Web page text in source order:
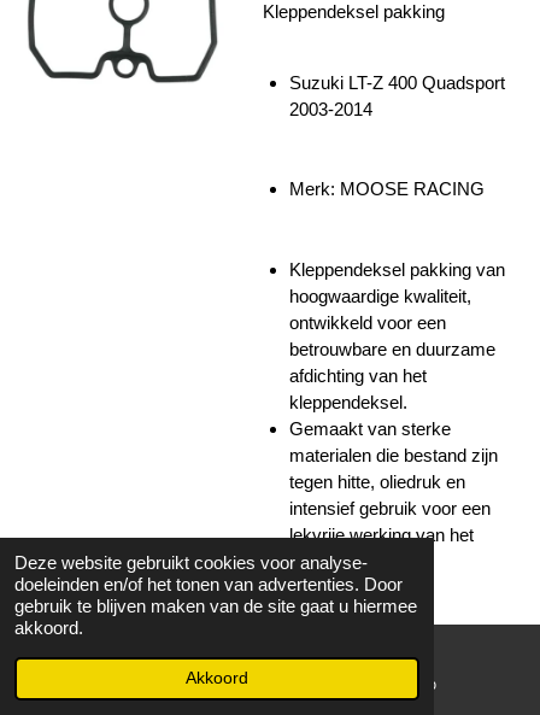
Deze website gebruikt cookies voor analyse-
doeleinden en/of het tonen van advertenties. Door
gebruik te blijven maken van de site gaat u hiermee
akkoord.
Akkoord
Kleppendeksel pakking
Suzuki LT-Z 400 Quadsport
2003-2014
Merk: MOOSE RACING
Kleppendeksel pakking van
hoogwaardige kwaliteit,
ontwikkeld voor een
betrouwbare en duurzame
afdichting van het
kleppendeksel.
Gemaakt van sterke
materialen die bestand zijn
tegen hitte, oliedruk en
intensief gebruik voor een
lekvrije werking van het
motorblok.
besteld volgende dag in huis!
Bekijk details
WhatsApp